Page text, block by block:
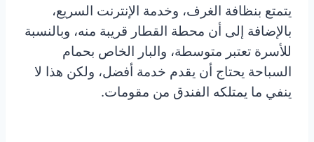
يتمتع بنظافة الغرف، وخدمة الإنترنت السريع،
بالإضافة إلى أن محطة القطار قريبة منه، وبالنسبة
للأسرة تعتبر متوسطة، والبار الخاص بحمام
السباحة يحتاج أن يقدم خدمة أفضل، ولكن هذا لا
ينفي ما يمتلكه الفندق من مقومات.